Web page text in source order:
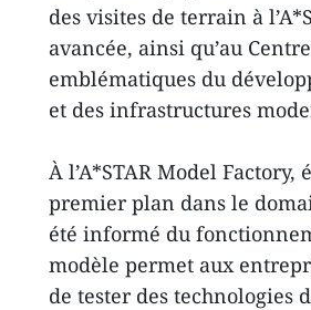
des visites de terrain à
avancée, ainsi qu’au
emblématiques du
et des infrastructures
À l’A*STAR Model
premier plan dans le
été informé du
modèle permet aux
de tester des technologies